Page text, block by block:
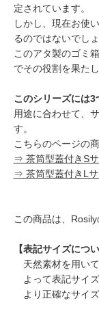
定されています。
しかし、現在お使
るのではないでし
このアタ製のゴミ
でその役割を果た
このシリーズには3
用途に合わせて、
す。
こちらのページの
⇒ 茶筒型蓋付きS
⇒ 茶筒型蓋付きL
この商品は、
【表記サイズについ
天然素材を用いて
よって表記サイズ
より正確なサイズ